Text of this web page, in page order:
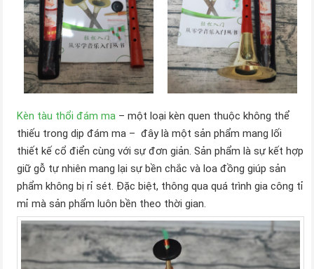
Kèn tàu thổi đám ma – một loại kèn quen thuộc không thể
thiếu trong dịp đám ma – đây là một sản phẩm mang lối
thiết kế cổ điển cùng với sự đơn giản. Sản phẩm là sự kết hợp
giữ gỗ tự nhiên mang lại sự bền chắc và loa đồng giúp sản
phẩm không bị rỉ sét. Đặc biệt, thông qua quá trình gia công tỉ
mỉ mà sản phẩm luôn bền theo thời gian.